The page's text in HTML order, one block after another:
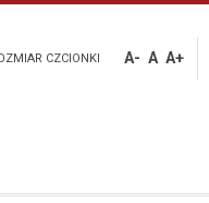
CZCIONKI A- A A+